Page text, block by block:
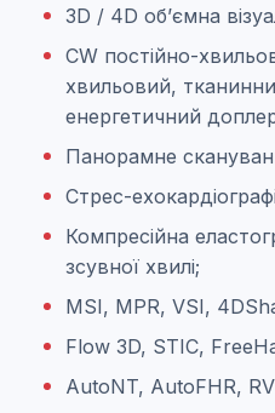
3D / 4D об’ємна
CW постійно-
хвильовий,
енергетичний
Панорамне
Стрес-
Компресійна
зсувної хвилі;
MSI, MPR, VSI,
Flow 3D, STIC,
AutoNT, AutoFHR,